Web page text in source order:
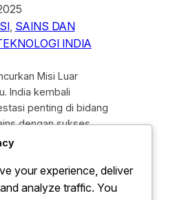
, SAINS DAN
INDIA
Misi Luar
India kembali
penting di bidang
dengan sukses
luar angkasa
India sebagai salah
dalam eksplorasi
your experience, deliver
analyze traffic. You